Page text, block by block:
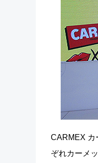
CARMEX カ
ぞれカーメ